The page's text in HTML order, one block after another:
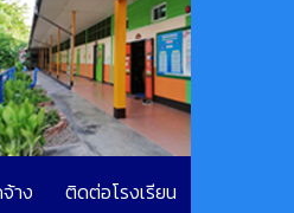
าง ติดต่อโรงเรียน